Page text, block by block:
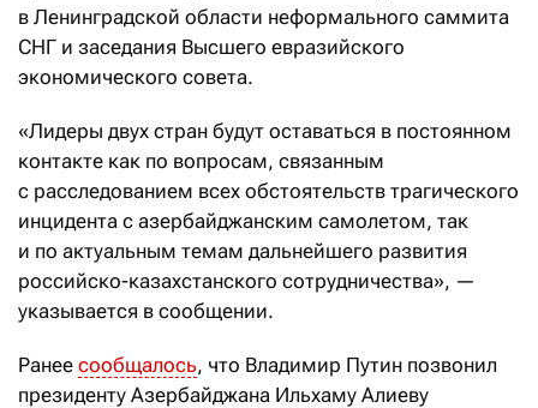
в Ленинградской области неформального саммита
СНГ и заседания Высшего евразийского
экономического совета.
«Лидеры двух стран будут оставаться в постоянном
контакте как по вопросам, связанным
с расследованием всех обстоятельств трагического
инцидента с азербайджанским самолетом, так
и по актуальным темам дальнейшего развития
российско-казахстанского сотрудничества», —
указывается в сообщении.
Ранее сообщалось, что Владимир Путин позвонил
президенту Азербайджана Ильхаму Алиеву